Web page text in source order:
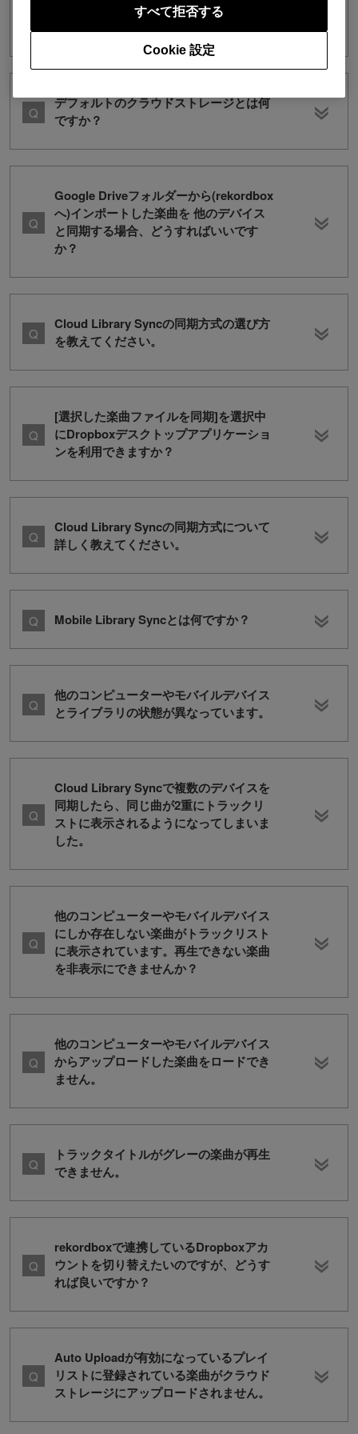
Google Drive for desktopを利用できま
デフォルトのクラウドストレージとは何
ですか？
Google Driveフォルダーから(rekordbox
へ)インポートした楽曲を 他のデバイス
と同期する場合、どうすればいいです
か？
Cloud Library Syncの同期方式の選び方
を教えてください。
[選択した楽曲ファイルを同期]を選択中
にDropboxデスクトップアプリケーショ
ンを利用できますか？
Cloud Library Syncの同期方式について
詳しく教えてください。
Mobile Library Syncとは何ですか？
他のコンピューターやモバイルデバイス
とライブラリの状態が異なっています。
Cloud Library Syncで複数のデバイスを
同期したら、同じ曲が2重にトラックリ
ストに表示されるようになってしまいま
した。
他のコンピューターやモバイルデバイス
にしか存在しない楽曲がトラックリスト
に表示されています。再生できない楽曲
を非表示にできませんか？
他のコンピューターやモバイルデバイス
からアップロードした楽曲をロードでき
ません。
トラックタイトルがグレーの楽曲が再生
できません。
rekordboxで連携しているDropboxアカ
ウントを切り替えたいのですが、どうす
れば良いですか？
Auto Uploadが有効になっているプレイ
リストに登録されている楽曲がクラウド
ストレージにアップロードされません。
Cookie 設定
すべて拒否する